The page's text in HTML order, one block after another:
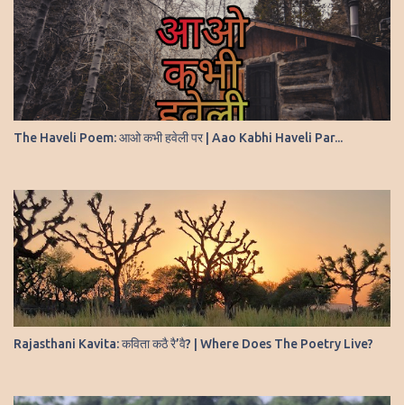
m
e
n
t
The Haveli Poem: आओ कभी हवेली पर | Aao Kabhi Haveli Par...
Rajasthani Kavita: कविता कठै रै’वै? | Where Does The Poetry Live?